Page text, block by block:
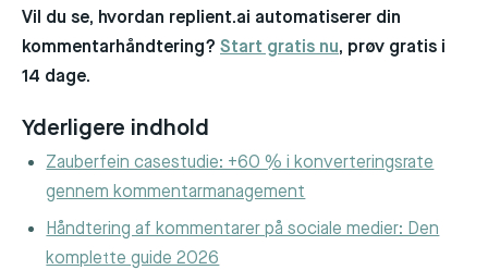
Vil du se, hvordan replient.ai automatiserer din
kommentarhåndtering? Start gratis nu, prøv gratis i
14 dage.
Yderligere indhold
Zauberfein casestudie: +60 % i konverteringsrate
gennem kommentarmanagement
Håndtering af kommentarer på sociale medier: Den
komplette guide 2026